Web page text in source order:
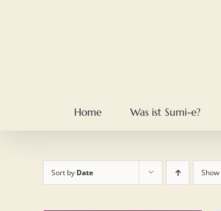
Home Was ist Sumi-e?
Sort by Date Show